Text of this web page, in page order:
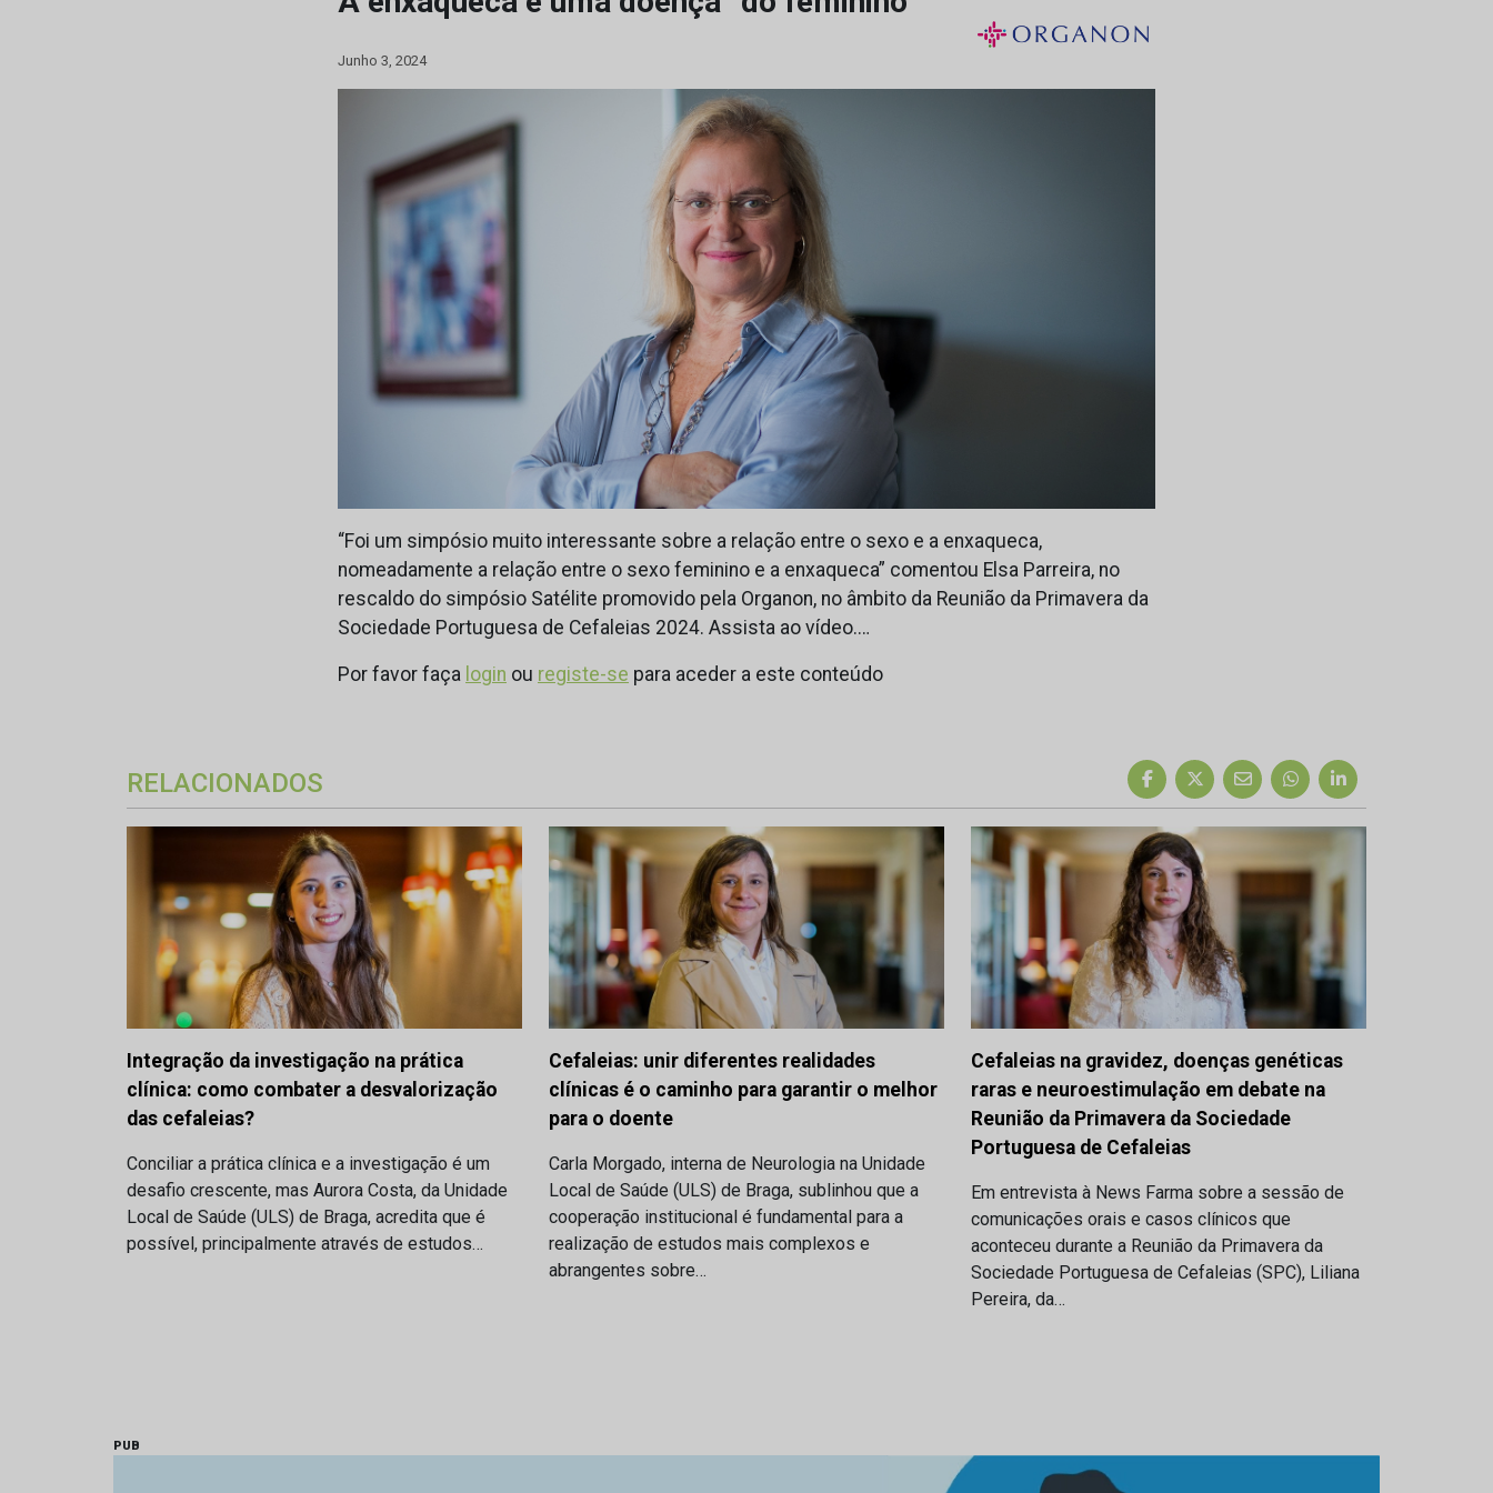
Junho 3, 2024
“Foi um simpósio muito interessante sobre a relação entre o sexo e a enxaqueca,
nomeadamente a relação entre o sexo feminino e a enxaqueca” comentou Elsa Parreira, no
rescaldo do simpósio Satélite promovido pela Organon, no âmbito da Reunião da Primavera da
Sociedade Portuguesa de Cefaleias 2024. Assista ao vídeo.…
Por favor faça login ou registe-se para aceder a este conteúdo
RELACIONADOS
Integração da investigação na prática
clínica: como combater a desvalorização
das cefaleias?
Conciliar a prática clínica e a investigação é um
desafio crescente, mas Aurora Costa, da Unidade
Local de Saúde (ULS) de Braga, acredita que é
possível, principalmente através de estudos…
Cefaleias: unir diferentes realidades
clínicas é o caminho para garantir o melhor
para o doente
Carla Morgado, interna de Neurologia na Unidade
Local de Saúde (ULS) de Braga, sublinhou que a
cooperação institucional é fundamental para a
realização de estudos mais complexos e
abrangentes sobre…
Cefaleias na gravidez, doenças genéticas
raras e neuroestimulação em debate na
Reunião da Primavera da Sociedade
Portuguesa de Cefaleias
Em entrevista à News Farma sobre a sessão de
comunicações orais e casos clínicos que
aconteceu durante a Reunião da Primavera da
Sociedade Portuguesa de Cefaleias (SPC), Liliana
Pereira, da…
PUB